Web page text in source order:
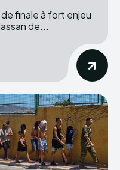
finale à fort enjeu
de...